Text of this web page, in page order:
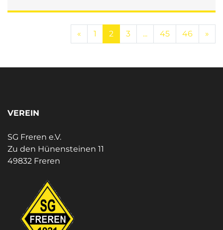
« Next1 2 3 ... 45 46 »
VEREIN
SG Freren e.V.
Zu den Hünensteinen 11
49832 Freren